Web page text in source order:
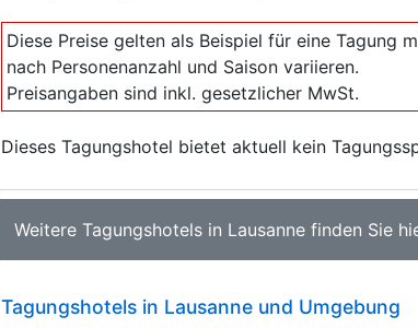
Diese Preise gelten als Beispiel für eine Tagung
nach Personenanzahl und Saison variieren.
Preisangaben sind inkl. gesetzlicher MwSt.
Dieses Tagungshotel bietet aktuell kein
Weitere Tagungshotels in Lausanne finden Sie
Tagungshotels in Lausanne und Umgebung